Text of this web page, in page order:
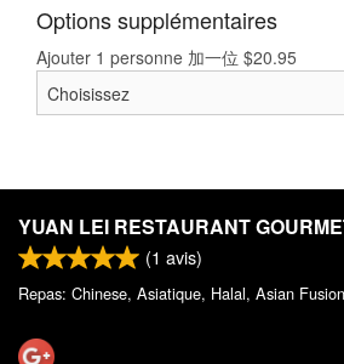
Options supplémentaires
Ajouter 1 personne 加一位 $20.95
YUAN LEI RESTAURANT
(1 avis)
Repas: Chinese, Asiatique, Halal, Asian